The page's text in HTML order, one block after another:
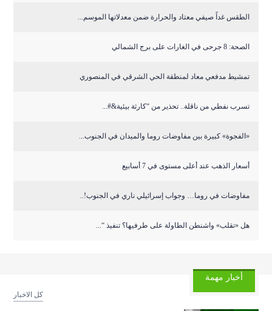
الطقس غداً صيفي معتاد والحرارة ضمن معدلاتها الموسم...
الصحة: 8 جرحى في الغارات على برج الشمالي
تمشيط مدفعي معاد لمنطقة الحي الشرقي في المنصوري
تسرب نفطي من ناقلة.. تحذير من “كارثة بيئية&#...
«الفجوة» كبيرة بين مفاوضات روما والميدان في الجنوب...
أسعار الذهب عند أعلى مستوى في 7 أسابيع
مفاوضات في روما… وجواب إسرائيلي ناري في الجنوب!..
هل «تقلب» واشنطن الطاولة على طرفيها؟ تنفيذ “...
أخبار مهمة
كل الاخبار